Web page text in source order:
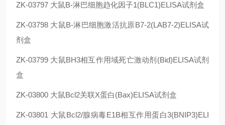
ZK-03797 大鼠B-淋巴细胞趋化因子1(BLC1)ELISA试剂盒
ZK-03798 大鼠B-淋巴细胞激活抗原B7-2(LAB7-2)ELISA试
剂盒
ZK-03799 大鼠BH3相互作用域死亡激动剂(Bid)ELISA试剂
盒
ZK-03800 大鼠Bcl2关联X蛋白(Bax)ELISA试剂盒
ZK-03801 大鼠Bcl2/腺病毒E1B相互作用蛋白3(BNIP3)ELI